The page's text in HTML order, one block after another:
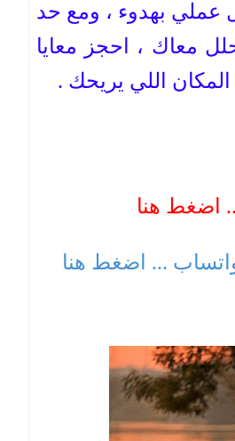
عملي بهدوء ، ومع حد
معاك ، احجز معايا
اللي يريحك .
.. اضغط هنا
... اضغط هنا